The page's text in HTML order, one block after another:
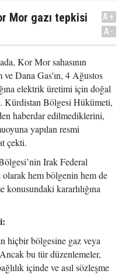
Mor gazı tepkisi
A+
A-
Kor Mor sahasının
Dana Gas'ın, 4 Ağustos
elektrik üretimi için doğal
Kürdistan Bölgesi Hükümeti,
haberdar edilmediklerini,
yapılan resmi
çekti.
Irak Federal
olarak hem bölgenin hem de
kararlılığına
hiçbir bölgesine gaz veya
bu tür düzenlemeler,
içinde ve asıl sözleşme